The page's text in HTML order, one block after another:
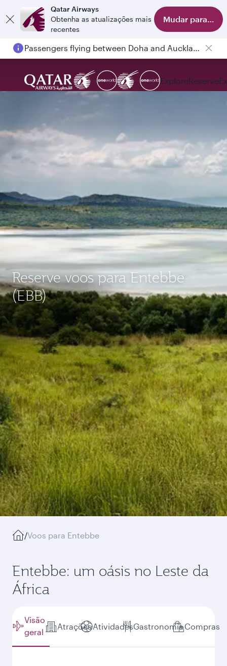
Qatar Airways
Obtenha as atualizações mais
recentes
Mudar para o
Passengers flying between Doha and Auckland on QR914 and QR915
ExploreReserve
Reserve voos para Entebbe
(EBB)
/Voos para Entebbe
Entebbe: um oásis no Leste da
África
Visão
geral
AtraçõesAtividadesGastronomiaCompras